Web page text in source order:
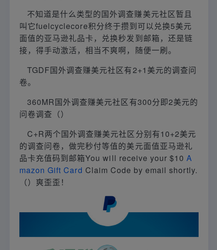
不知道是什么类型的国外调查赚美元社区暂且
叫它fuelcyclecore积分终于攒到可以兑换5美元
面值的亚马逊礼品卡，兑换秒发到邮箱，还是链
接，得手动激活，相当不爽啊，随便一刷。
TGDF国外调查赚美元社区有2+1美元的调查问
卷。
360MR国外调查赚美元社区有300分即2美元的
问卷调查（）
C+R两个国外调查赚美元社区分别有10+2美元
的调查问卷，做完秒付等值的美元面值亚马逊礼
品卡充值码到邮箱You will receive your $10A
mazon Gift Card Claim Code by email shortly.
（）爽歪歪！